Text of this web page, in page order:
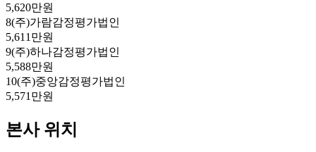
5,620만원
8(주)가람감정평가법인
5,611만원
9(주)하나감정평가법인
5,588만원
10(주)중앙감정평가법인
5,571만원
본사 위치